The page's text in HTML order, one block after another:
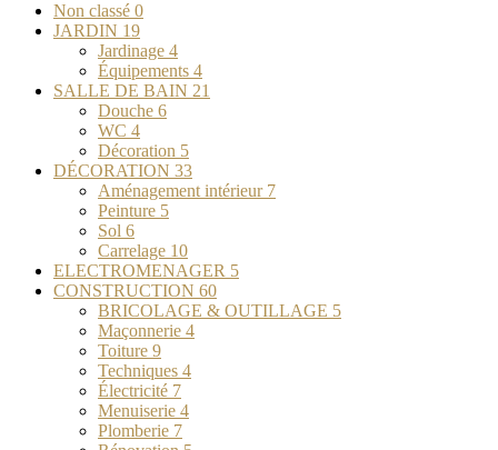
Non classé 0
JARDIN 19
Jardinage 4
Équipements 4
SALLE DE BAIN 21
Douche 6
WC 4
Décoration 5
DÉCORATION 33
Aménagement intérieur 7
Peinture 5
Sol 6
Carrelage 10
ELECTROMENAGER 5
CONSTRUCTION 60
BRICOLAGE & OUTILLAGE 5
Maçonnerie 4
Toiture 9
Techniques 4
Électricité 7
Menuiserie 4
Plomberie 7